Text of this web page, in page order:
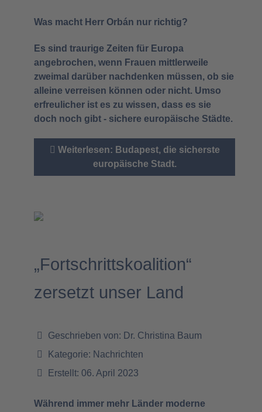
Was macht Herr Orbán nur richtig?
Es sind traurige Zeiten für Europa
angebrochen, wenn Frauen mittlerweile
zweimal darüber nachdenken müssen, ob sie
alleine verreisen können oder nicht. Umso
erfreulicher ist es zu wissen, dass es sie
doch noch gibt - sichere europäische Städte.
Weiterlesen: Budapest, die sicherste
europäische Stadt.
„Fortschrittskoalition“
zersetzt unser Land
Geschrieben von: Dr. Christina Baum
Kategorie: Nachrichten
Erstellt: 06. April 2023
Während immer mehr Länder moderne